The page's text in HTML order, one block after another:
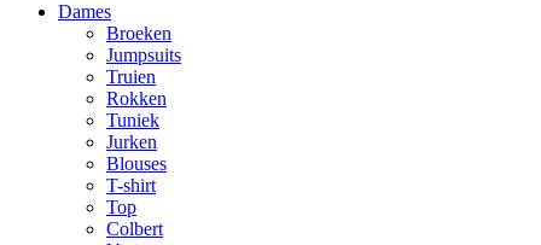
Dames
Broeken
Jumpsuits
Truien
Rokken
Tuniek
Jurken
Blouses
T-shirt
Top
Colbert